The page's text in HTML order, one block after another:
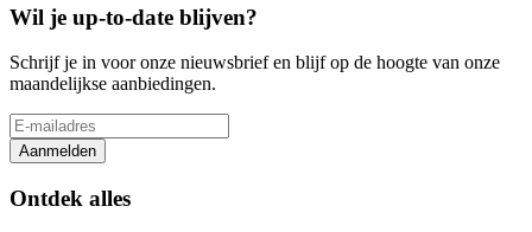
Wil je up-to-date blijven?
Schrijf je in voor onze nieuwsbrief en blijf op de hoogte van onze
maandelijkse aanbiedingen.
Aanmelden
Ontdek alles